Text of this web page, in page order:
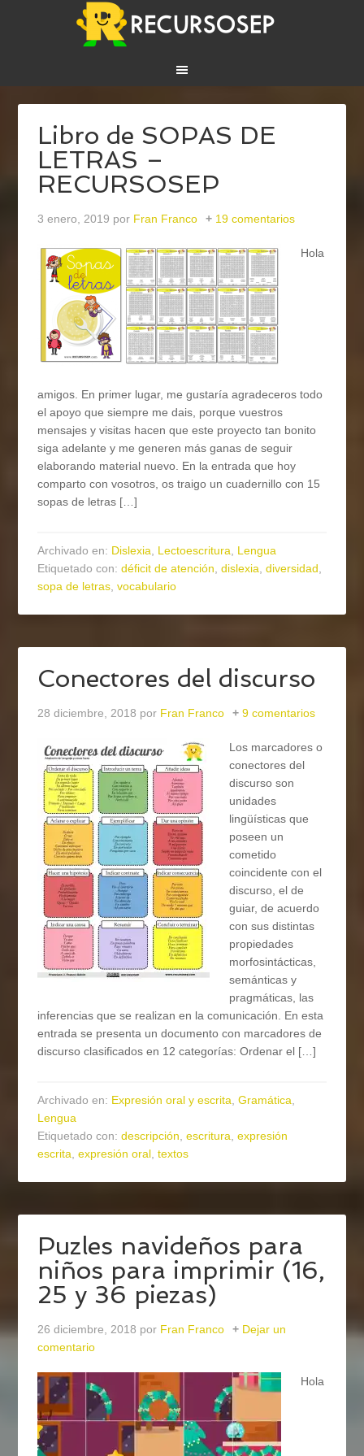
Libro de SOPAS DE
LETRAS –
RECURSOSEP
3 enero, 2019 por Fran Franco 19 comentarios
Hola
amigos. En primer lugar, me gustaría agradeceros todo
el apoyo que siempre me dais, porque vuestros
mensajes y visitas hacen que este proyecto tan bonito
siga adelante y me generen más ganas de seguir
elaborando material nuevo. En la entrada que hoy
comparto con vosotros, os traigo un cuadernillo con 15
sopas de letras […]
Archivado en: Dislexia, Lectoescritura, Lengua
Etiquetado con:déficit de atención,dislexia,diversidad,
sopa de letras,vocabulario
Conectores del discurso
28 diciembre, 2018 por Fran Franco 9 comentarios
Los marcadores o
conectores del
discurso son
unidades
lingüísticas que
poseen un
cometido
coincidente con el
discurso, el de
guiar, de acuerdo
con sus distintas
propiedades
morfosintácticas,
semánticas y
pragmáticas, las
inferencias que se realizan en la comunicación. En esta
entrada se presenta un documento con marcadores de
discurso clasificados en 12 categorías: Ordenar el […]
Archivado en: Expresión oral y escrita,Gramática,
Lengua
Etiquetado con:descripción,escritura,expresión
escrita,expresión oral,textos
Puzles navideños para
niños para imprimir (16,
25 y 36 piezas)
26 diciembre, 2018 por Fran Franco
Dejar un
comentario
Hola